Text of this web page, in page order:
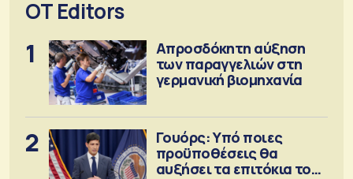
OT Editors
1
Απροσδόκητη αύξηση
των παραγγελιών στη
γερμανική βιομηχανία
2
Γουόρς: Υπό ποιες
προϋποθέσεις θα
αυξήσει τα επιτόκια τον